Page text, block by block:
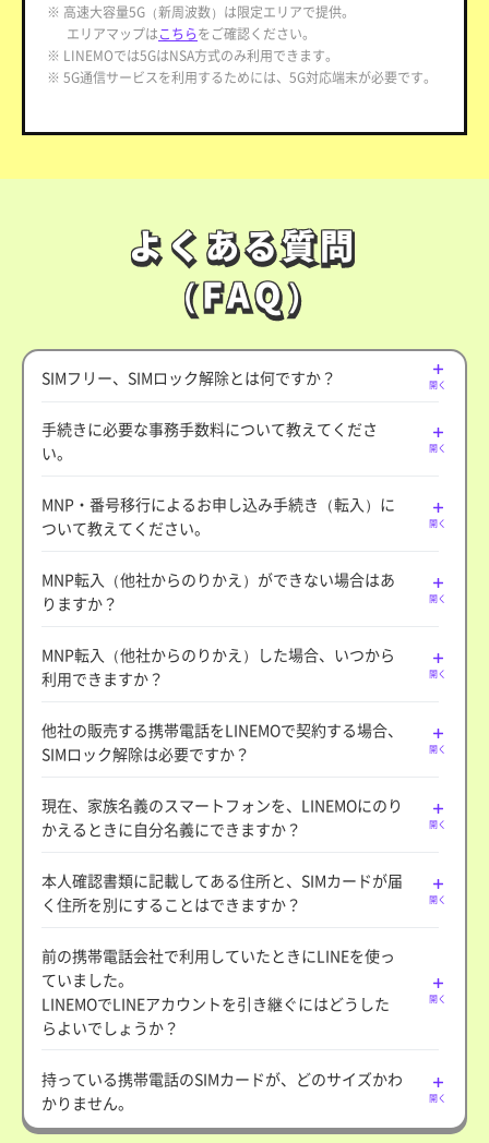
※ 高速大容量5G（新周波数）は限定エリアで提供。
エリアマップはこちらをご確認ください。
※ LINEMOでは5GはNSA方式のみ利用できます。
※ 5G通信サービスを利用するためには、5G対応端末が必要です。
よくある質問
（FAQ）
よくある質問
（FAQ）
SIMフリー、SIMロック解除とは何ですか？ 開く
手続きに必要な事務手数料について教えてくださ
い。
開く
MNP・番号移行によるお申し込み手続き（転入）に
ついて教えてください。
開く
MNP転入（他社からのりかえ）ができない場合はあ
りますか？
開く
MNP転入（他社からのりかえ）した場合、いつから
利用できますか？
開く
他社の販売する携帯電話をLINEMOで契約する場合、
SIMロック解除は必要ですか？
開く
現在、家族名義のスマートフォンを、LINEMOにのり
かえるときに自分名義にできますか？
開く
本人確認書類に記載してある住所と、SIMカードが届
く住所を別にすることはできますか？
開く
前の携帯電話会社で利用していたときにLINEを使っ
ていました。
LINEMOでLINEアカウントを引き継ぐにはどうした
らよいでしょうか？
開く
持っている携帯電話のSIMカードが、どのサイズかわ
かりません。
開く